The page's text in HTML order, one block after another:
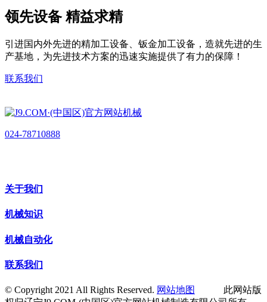
领先设备 精益求精
引进国内外先进的精加工设备、钣金加工设备，造就先进的生
产基地，为先进技术方案的迅速实施提供了有力的保障！
联系我们
024-78710888
关于我们
机械知识
机械自动化
联系我们
© Copyright 2021 All Rights Reserved. 网站地图
此网站版